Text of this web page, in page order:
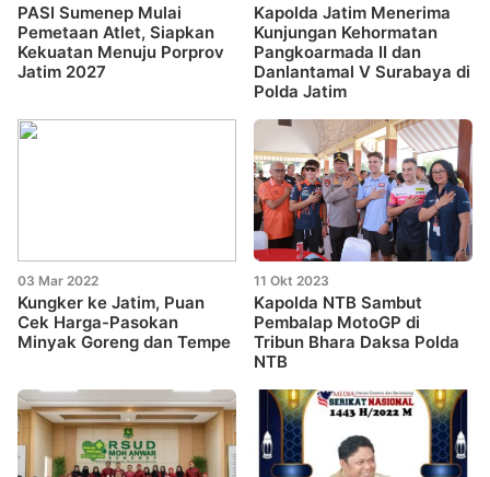
PASI Sumenep Mulai
Pemetaan Atlet, Siapkan
Kekuatan Menuju Porprov
Jatim 2027
Kapolda Jatim Menerima
Kunjungan Kehormatan
Pangkoarmada II dan
Danlantamal V Surabaya di
Polda Jatim
03 Mar 2022
Kungker ke Jatim, Puan
Cek Harga-Pasokan
Minyak Goreng dan Tempe
11 Okt 2023
Kapolda NTB Sambut
Pembalap MotoGP di
Tribun Bhara Daksa Polda
NTB